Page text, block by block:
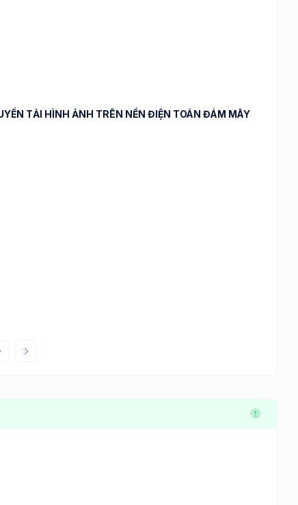
TẢI HÌNH ẢNH TRÊN NỀN ĐIỆN TOÁN ĐÁM MÂY